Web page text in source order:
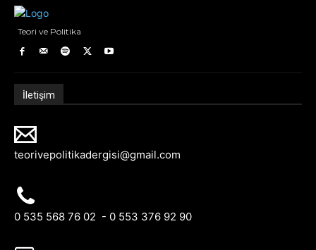
Teori ve Politika
İletişim
teorivepolitikadergisi@gmail.com
0 535 568 76 02 - 0 553 376 92 90